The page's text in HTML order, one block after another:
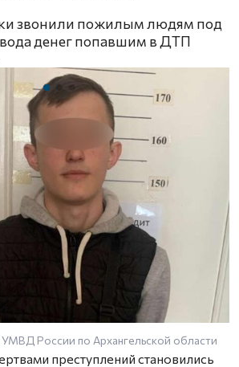
звонили пожилым людям под
денег попавшим в ДТП
России по Архангельской области
преступлений становились